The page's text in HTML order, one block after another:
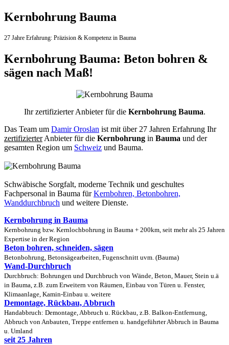
Kernbohrung Bauma
27 Jahre Erfahrung: Präzision & Kompetenz in Bauma
Kernbohrung Bauma: Beton bohren &
sägen nach Maß!
Ihr zertifizierter Anbieter für die Kernbohrung Bauma.
Das Team um Damir Oroslan ist mit über 27 Jahren Erfahrung Ihr
zertifizierterAnbieter für die Kernbohrung in Bauma und der
gesamten Region um Schweiz und Bauma.
Schwäbische Sorgfalt, moderne Technik und geschultes
Fachpersonal in Bauma fürKernbohren, Betonbohren,
Wanddurchbruch und weitere Dienste.
Kernbohrung in Bauma
Kernbohrung bzw. Kernlochbohrung in Bauma + 200km, seit mehr als 25 Jahren
Expertise in der Region
Beton bohren, schneiden, sägen
Betonbohrung, Betonsägearbeiten, Fugenschnitt uvm. (Bauma)
Wand-Durchbruch
Durchbruch: Bohrungen und Durchbruch von Wände, Beton, Mauer, Stein u.ä
in Bauma, z.B. zum Erweitern von Räumen, Einbau von Türen u. Fenster,
Klimaanlage, Kamin-Einbau u. weitere
Demontage, Rückbau, Abbruch
Handabbruch: Demontage, Abbruch u. Rückbau, z.B. Balkon-Entfernung,
Abbruch von Anbauten, Treppe entfernen u. handgeführter Abbruch in Bauma
u. Umland
seit 25 Jahren